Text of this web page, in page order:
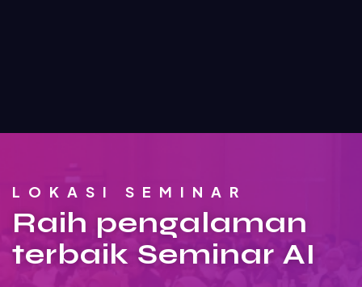
LOKASI SEMINAR
Raih pengalaman
terbaik Seminar AI